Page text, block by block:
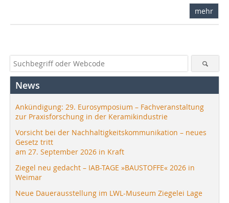
mehr
News
Ankündigung: 29. Eurosymposium – Fachveranstaltung
zur Praxisforschung in der Keramikindustrie
Vorsicht bei der Nachhaltigkeitskommunikation – neues
Gesetz tritt
am 27. September 2026 in Kraft
Ziegel neu gedacht – IAB-TAGE »BAUSTOFFE« 2026 in
Weimar
Neue Dauerausstellung im LWL-Museum Ziegelei Lage